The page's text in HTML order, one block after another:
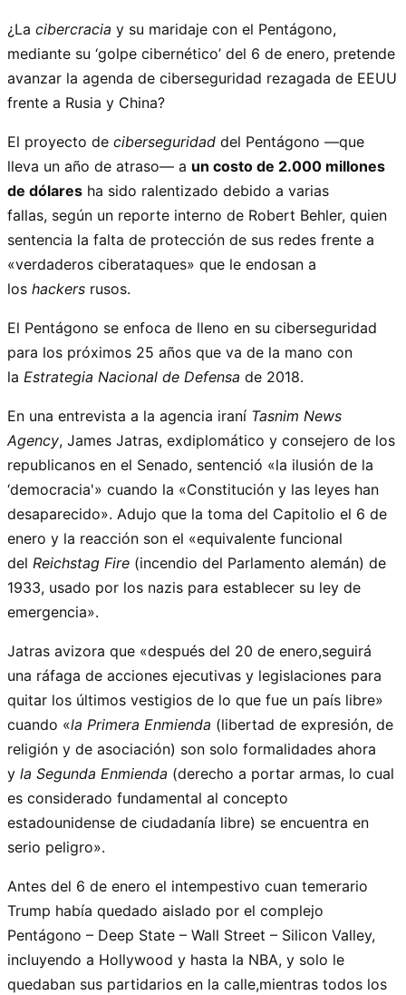
¿La cibercracia y su maridaje con el Pentágono,
mediante su ‘golpe cibernético’ del 6 de enero, pretende
avanzar la agenda de ciberseguridad rezagada de EEUU
frente a Rusia y China?
El proyecto de ciberseguridad del Pentágono —que
lleva un año de atraso— a un costo de 2.000 millones
de dólares ha sido ralentizado debido a varias
fallas, según un reporte interno de Robert Behler, quien
sentencia la falta de protección de sus redes frente a
«verdaderos ciberataques» que le endosan a
los hackers rusos.
El Pentágono se enfoca de lleno en su ciberseguridad
para los próximos 25 años que va de la mano con
la Estrategia Nacional de Defensa de 2018.
En una entrevista a la agencia iraní Tasnim News
Agency, James Jatras, exdiplomático y consejero de los
republicanos en el Senado, sentenció «la ilusión de la
‘democracia'» cuando la «Constitución y las leyes han
desaparecido». Adujo que la toma del Capitolio el 6 de
enero y la reacción son el «equivalente funcional
del Reichstag Fire (incendio del Parlamento alemán) de
1933, usado por los nazis para establecer su ley de
emergencia».
Jatras avizora que «después del 20 de enero,seguirá
una ráfaga de acciones ejecutivas y legislaciones para
quitar los últimos vestigios de lo que fue un país libre»
cuando «la Primera Enmienda (libertad de expresión, de
religión y de asociación) son solo formalidades ahora
y la Segunda Enmienda (derecho a portar armas, lo cual
es considerado fundamental al concepto
estadounidense de ciudadanía libre) se encuentra en
serio peligro».
Antes del 6 de enero el intempestivo cuan temerario
Trump había quedado aislado por el complejo
Pentágono – Deep State – Wall Street – Silicon Valley,
incluyendo a Hollywood y hasta la NBA, y solo le
quedaban sus partidarios en la calle,mientras todos los